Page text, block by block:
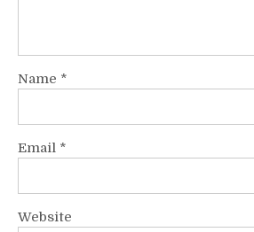
Name *
Email *
Website